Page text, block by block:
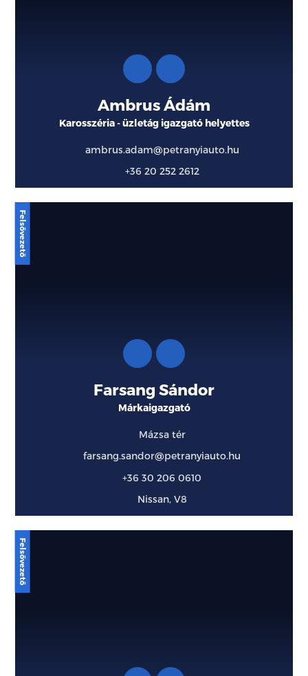
Ambrus Ádám
Karosszéria - üzletág igazgató helyettes
ambrus.adam@petranyiauto.hu
+36 20 252 2612
Farsang Sándor
Márkaigazgató
Mázsa tér
farsang.sandor@petranyiauto.hu
+36 30 206 0610
Nissan, V8